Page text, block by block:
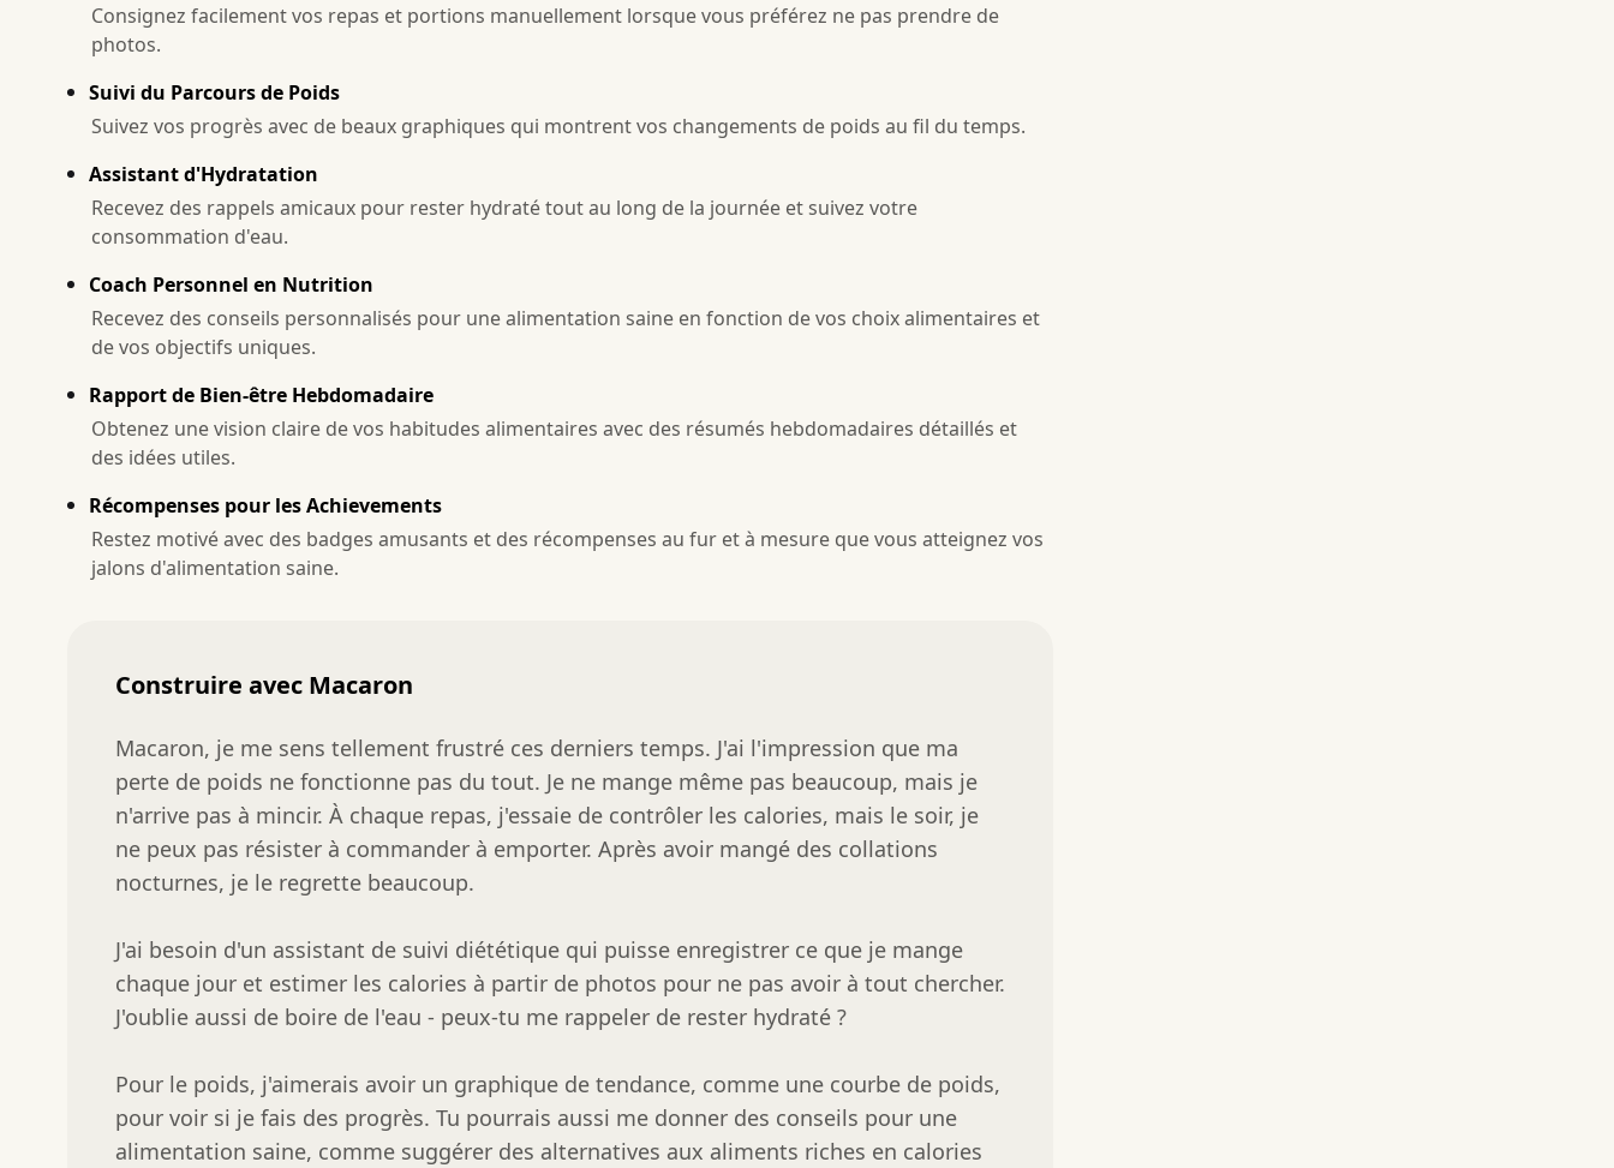
Consignez facilement vos repas et portions manuellement lorsque vous préférez ne pas prendre de
photos.
Suivi du Parcours de Poids
Suivez vos progrès avec de beaux graphiques qui montrent vos changements de poids au fil du temps.
Assistant d'Hydratation
Recevez des rappels amicaux pour rester hydraté tout au long de la journée et suivez votre
consommation d'eau.
Coach Personnel en Nutrition
Recevez des conseils personnalisés pour une alimentation saine en fonction de vos choix alimentaires et
de vos objectifs uniques.
Rapport de Bien-être Hebdomadaire
Obtenez une vision claire de vos habitudes alimentaires avec des résumés hebdomadaires détaillés et
des idées utiles.
Récompenses pour les Achievements
Restez motivé avec des badges amusants et des récompenses au fur et à mesure que vous atteignez vos
jalons d'alimentation saine.
Construire avec Macaron
Macaron, je me sens tellement frustré ces derniers temps. J'ai l'impression que ma
perte de poids ne fonctionne pas du tout. Je ne mange même pas beaucoup, mais je
n'arrive pas à mincir. À chaque repas, j'essaie de contrôler les calories, mais le soir, je
ne peux pas résister à commander à emporter. Après avoir mangé des collations
nocturnes, je le regrette beaucoup.
J'ai besoin d'un assistant de suivi diététique qui puisse enregistrer ce que je mange
chaque jour et estimer les calories à partir de photos pour ne pas avoir à tout chercher.
J'oublie aussi de boire de l'eau - peux-tu me rappeler de rester hydraté ?
Pour le poids, j'aimerais avoir un graphique de tendance, comme une courbe de poids,
pour voir si je fais des progrès. Tu pourrais aussi me donner des conseils pour une
alimentation saine, comme suggérer des alternatives aux aliments riches en calories